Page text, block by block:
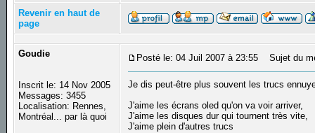
Revenir en haut de
page
Goudie
Inscrit le: 14 Nov 2005
Messages: 3455
Localisation: Rennes,
Montréal... par là quoi
Posté le: 04 Juil 2007 à 23:55 Sujet du
Je dis peut-être plus souvent les trucs
J'aime les écrans oled qu'on va voir arriver,
J'aime les disques dur qui tournent très vite,
J'aime plein d'autres trucs